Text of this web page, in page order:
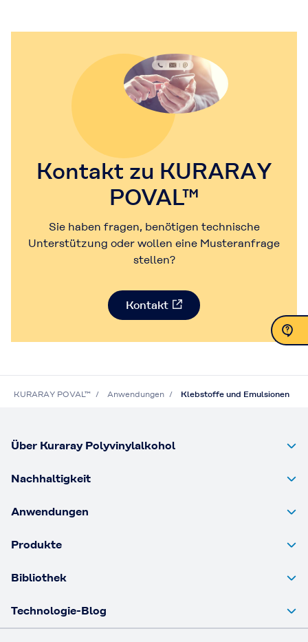
Kontakt zu KURARAY
POVAL™
Sie haben fragen, benötigen technische
Unterstützung oder wollen eine Musteranfrage
stellen?
Kontakt
KURARAY POVAL™ Anwendungen Klebstoffe und Emulsionen
Über Kuraray Polyvinylalkohol
Nachhaltigkeit
Anwendungen
Produkte
Bibliothek
Technologie-Blog